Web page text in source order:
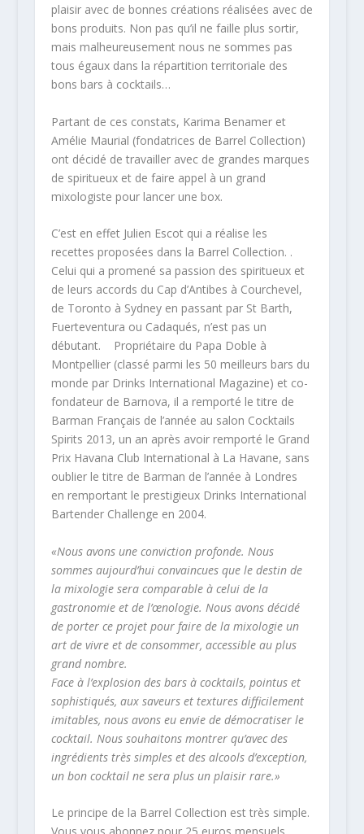
plaisir avec de bonnes créations réalisées avec de
bons produits. Non pas qu’il ne faille plus sortir,
mais malheureusement nous ne sommes pas
tous égaux dans la répartition territoriale des
bons bars à cocktails…
Partant de ces constats, Karima Benamer et
Amélie Maurial (fondatrices de Barrel Collection)
ont décidé de travailler avec de grandes marques
de spiritueux et de faire appel à un grand
mixologiste pour lancer une box.
C’est en effet Julien Escot qui a réalise les
recettes proposées dans la Barrel Collection. .
Celui qui a promené sa passion des spiritueux et
de leurs accords du Cap d’Antibes à Courchevel,
de Toronto à Sydney en passant par St Barth,
Fuerteventura ou Cadaqués, n’est pas un
débutant. Propriétaire du Papa Doble à
Montpellier (classé parmi les 50 meilleurs bars du
monde par Drinks International Magazine) et co-
fondateur de Barnova, il a remporté le titre de
Barman Français de l’année au salon Cocktails
Spirits 2013, un an après avoir remporté le Grand
Prix Havana Club International à La Havane, sans
oublier le titre de Barman de l’année à Londres
en remportant le prestigieux Drinks International
Bartender Challenge en 2004.
«Nous avons une conviction profonde. Nous
sommes aujourd’hui convaincues que le destin de
la mixologie sera comparable à celui de la
gastronomie et de l’œnologie. Nous avons décidé
de porter ce projet pour faire de la mixologie un
art de vivre et de consommer, accessible au plus
grand nombre.
Face à l’explosion des bars à cocktails, pointus et
sophistiqués, aux saveurs et textures difficilement
imitables, nous avons eu envie de démocratiser le
cocktail. Nous souhaitons montrer qu’avec des
ingrédients très simples et des alcools d’exception,
un bon cocktail ne sera plus un plaisir rare.»
Le principe de la Barrel Collection est très simple.